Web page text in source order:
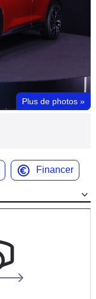
Plus de photos »
Financer